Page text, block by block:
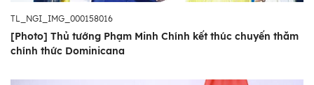
TL_NGI_IMG_000158016
[Photo] Thủ tướng Phạm Minh Chính kết thúc chuyến thăm
chính thức Dominicana